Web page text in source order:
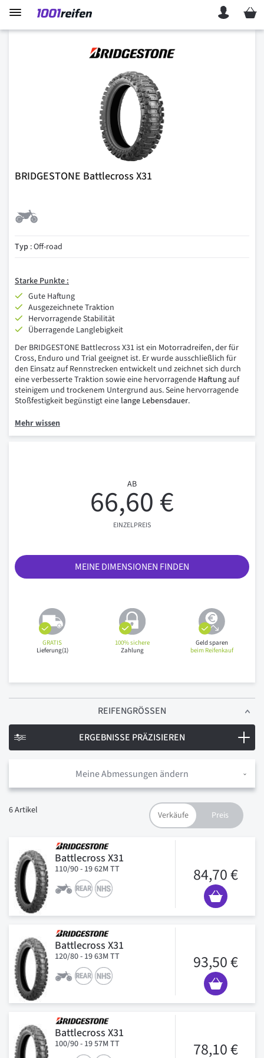
Mein
BRIDGESTONE Battlecross X31
Typ : Off-road
Starke Punkte :
Gute Haftung
Ausgezeichnete Traktion
Hervorragende Stabilität
Überragende Langlebigkeit
Der BRIDGESTONE Battlecross X31 ist ein Motorradreifen, der für
Cross, Enduro und Trial geeignet ist. Er wurde ausschließlich für
den Einsatz auf Rennstrecken entwickelt und zeichnet sich durch
eine verbesserte Traktion sowie eine hervorragende Haftungauf
steinigem und trockenem Untergrund aus. Seine hervorragende
Stoßfestigkeit begünstigt eine lange Lebensdauer.
Mehr wissen
AB
66,60 €
EINZELPREIS
MEINE DIMENSIONEN FINDEN
GRATIS
Lieferung(1)
100% sichere
Zahlung
Geld sparen
beim Reifenkauf
REIFENGRÖSSEN
Meine Abmessungen ändern
6Artikel
Battlecross X31
110/90 - 19 62M TT 84,70 €
Battlecross X31
120/80 - 19 63M TT 93,50 €
Battlecross X31
100/90 - 19 57M TT 78,10 €
ERGEBNISSE PRÄZISIEREN